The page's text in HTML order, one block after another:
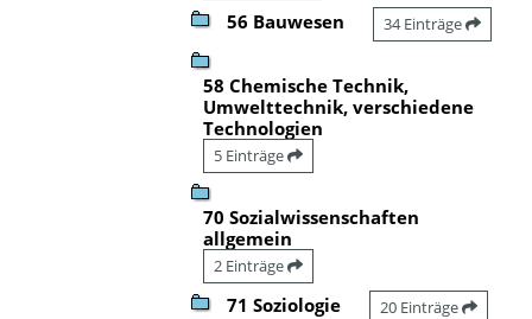
56 Bauwesen 34 Einträge
58 Chemische Technik,
Umwelttechnik, verschiedene
Technologien
5 Einträge
70 Sozialwissenschaften
allgemein
2 Einträge
71 Soziologie 20 Einträge